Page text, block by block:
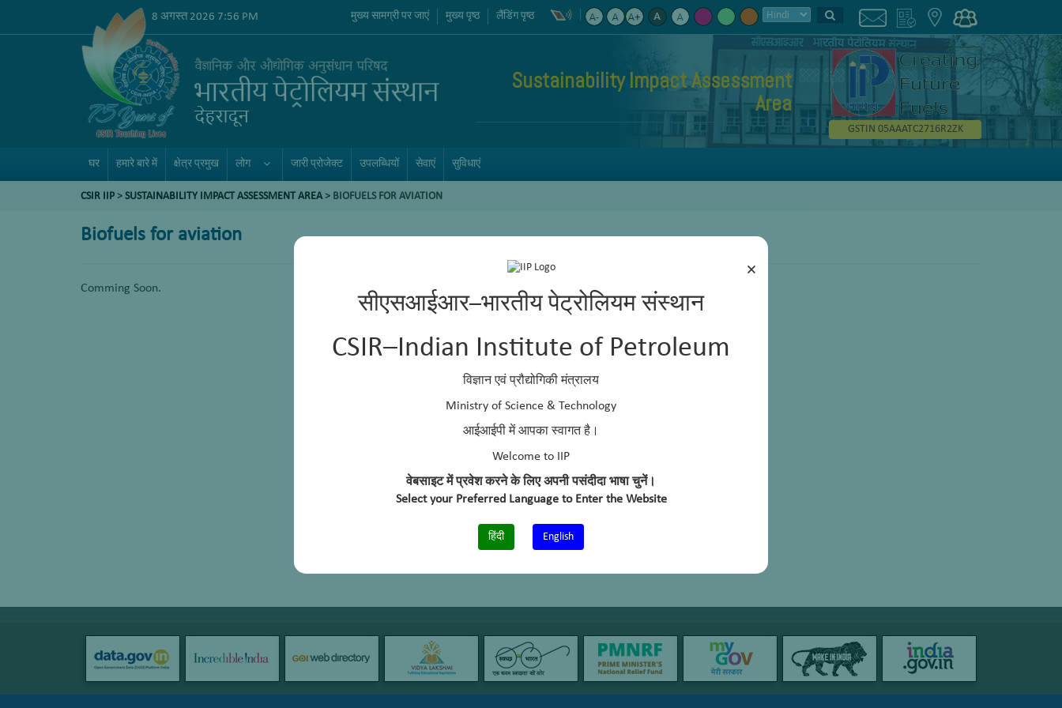
×
सीएसआईआर–भारतीय पेट्रोलियम संस्थान
CSIR–Indian Institute of Petroleum
विज्ञान एवं प्रौद्योगिकी मंत्रालय
Ministry of Science & Technology
आईआईपी में आपका स्वागत है।
Welcome to IIP
वेबसाइट में प्रवेश करने के लिए अपनी पसंदीदा भाषा चुनें।
Select your Preferred Language to Enter the Website
हिंदी English
8 अगस्त 2026 7:56 PM मुख्य सामग्री पर जाएं मुख्य पृष्ठ लैंडिंग पृष्ठ
Sustainability Impact Assessment
Area
GSTIN 05AAATC2716R2ZK
घर हमारे बारे में क्षेत्र प्रमुख लोग जारी प्रोजेक्ट उपलब्धियों सेवाएं सुविधाएं
CSIR IIP > SUSTAINABILITY IMPACT ASSESSMENT AREA> BIOFUELS FOR AVIATION
Biofuels for aviation
Comming Soon.